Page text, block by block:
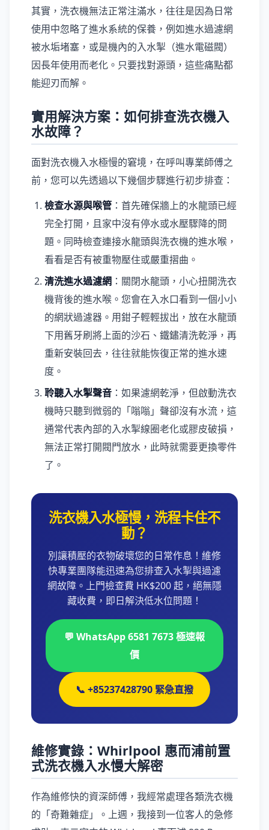
其實，洗衣機無法正常注滿水，往往是因為日常
使用中忽略了進水系統的保養，例如進水過濾網
被水垢堵塞，或是機內的入水掣（進水電磁閥）
因長年使用而老化。只要找對源頭，這些痛點都
能迎刃而解。
實用解決方案：如何排查洗衣機入
水故障？
面對洗衣機入水極慢的窘境，在呼叫專業師傅之
前，您可以先透過以下幾個步驟進行初步排查：
檢查水源與喉管 ：首先確保牆上的水龍頭已經
完全打開，且家中沒有停水或水壓驟降的問
題。同時檢查連接水龍頭與洗衣機的進水喉，
看看是否有被重物壓住或嚴重摺曲。
清洗進水過濾網 ：關閉水龍頭，小心扭開洗衣
機背後的進水喉。您會在入水口看到一個小小
的網狀過濾器。用鉗子輕輕拔出，放在水龍頭
下用舊牙刷將上面的沙石、鐵鏽清洗乾淨，再
重新安裝回去，往往就能恢復正常的進水速
度。
聆聽入水掣聲音 ：如果濾網乾淨，但啟動洗衣
機時只聽到微弱的「嗡嗡」聲卻沒有水流，這
通常代表內部的入水掣線圈老化或膠皮破損，
無法正常打開閥門放水，此時就需要更換零件
了。
洗衣機入水極慢，洗程卡住不
動？
別讓積壓的衣物破壞您的日常作息！維修
快專業團隊能迅速為您排查入水掣與過濾
網故障。上門檢查費 HK$200 起，絕無隱
藏收費，即日解決低水位問題！
💬 WhatsApp 6581 7673 極速報
價
📞 +85237428790 緊急直撥
維修實錄：Whirlpool 惠而浦前置
式洗衣機入水慢大解密
作為維修快的資深師傅，我經常處理各類洗衣機
的「奇難雜症」。上週，我接到一位客人的急修